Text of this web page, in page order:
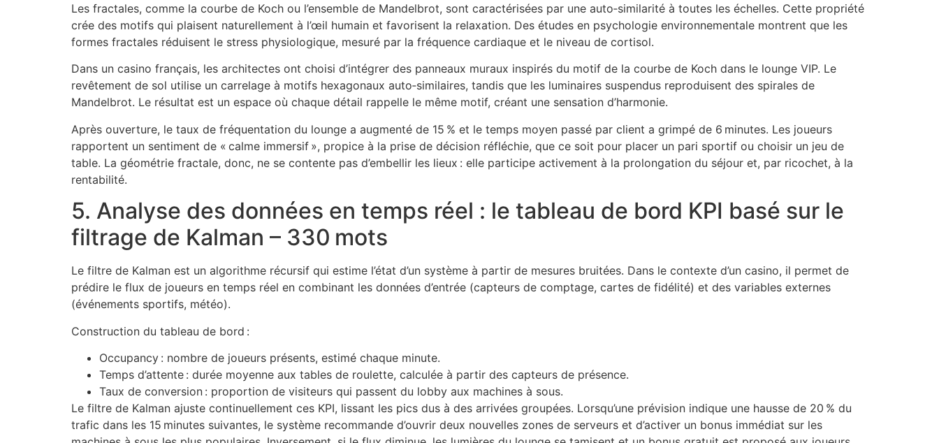
Les fractales, comme la courbe de Koch ou l’ensemble de Mandelbrot, sont caractérisées par une auto‑similarité à toutes les échelles. Cette propriété
crée des motifs qui plaisent naturellement à l’œil humain et favorisent la relaxation. Des études en psychologie environnementale montrent que les
formes fractales réduisent le stress physiologique, mesuré par la fréquence cardiaque et le niveau de cortisol.
Dans un casino français, les architectes ont choisi d’intégrer des panneaux muraux inspirés du motif de la courbe de Koch dans le lounge VIP. Le
revêtement de sol utilise un carrelage à motifs hexagonaux auto‑similaires, tandis que les luminaires suspendus reproduisent des spirales de
Mandelbrot. Le résultat est un espace où chaque détail rappelle le même motif, créant une sensation d’harmonie.
Après ouverture, le taux de fréquentation du lounge a augmenté de 15 % et le temps moyen passé par client a grimpé de 6 minutes. Les joueurs
rapportent un sentiment de « calme immersif », propice à la prise de décision réfléchie, que ce soit pour placer un pari sportif ou choisir un jeu de
table. La géométrie fractale, donc, ne se contente pas d’embellir les lieux : elle participe activement à la prolongation du séjour et, par ricochet, à la
rentabilité.
5. Analyse des données en temps réel : le tableau de bord KPI basé sur le
filtrage de Kalman – 330 mots
Le filtre de Kalman est un algorithme récursif qui estime l’état d’un système à partir de mesures bruitées. Dans le contexte d’un casino, il permet de
prédire le flux de joueurs en temps réel en combinant les données d’entrée (capteurs de comptage, cartes de fidélité) et des variables externes
(événements sportifs, météo).
Construction du tableau de bord :
Occupancy : nombre de joueurs présents, estimé chaque minute.
Temps d’attente : durée moyenne aux tables de roulette, calculée à partir des capteurs de présence.
Taux de conversion : proportion de visiteurs qui passent du lobby aux machines à sous.
Le filtre de Kalman ajuste continuellement ces KPI, lissant les pics dus à des arrivées groupées. Lorsqu’une prévision indique une hausse de 20 % du
trafic dans les 15 minutes suivantes, le système recommande d’ouvrir deux nouvelles zones de serveurs et d’activer un bonus immédiat sur les